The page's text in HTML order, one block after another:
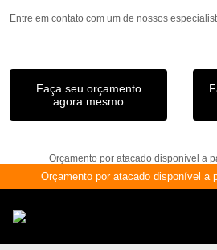
Entre em contato com um de nossos
Faça seu orçamento
agora mesmo
Orçamento por atacado disponível a
Orçamento por atacado disponível a